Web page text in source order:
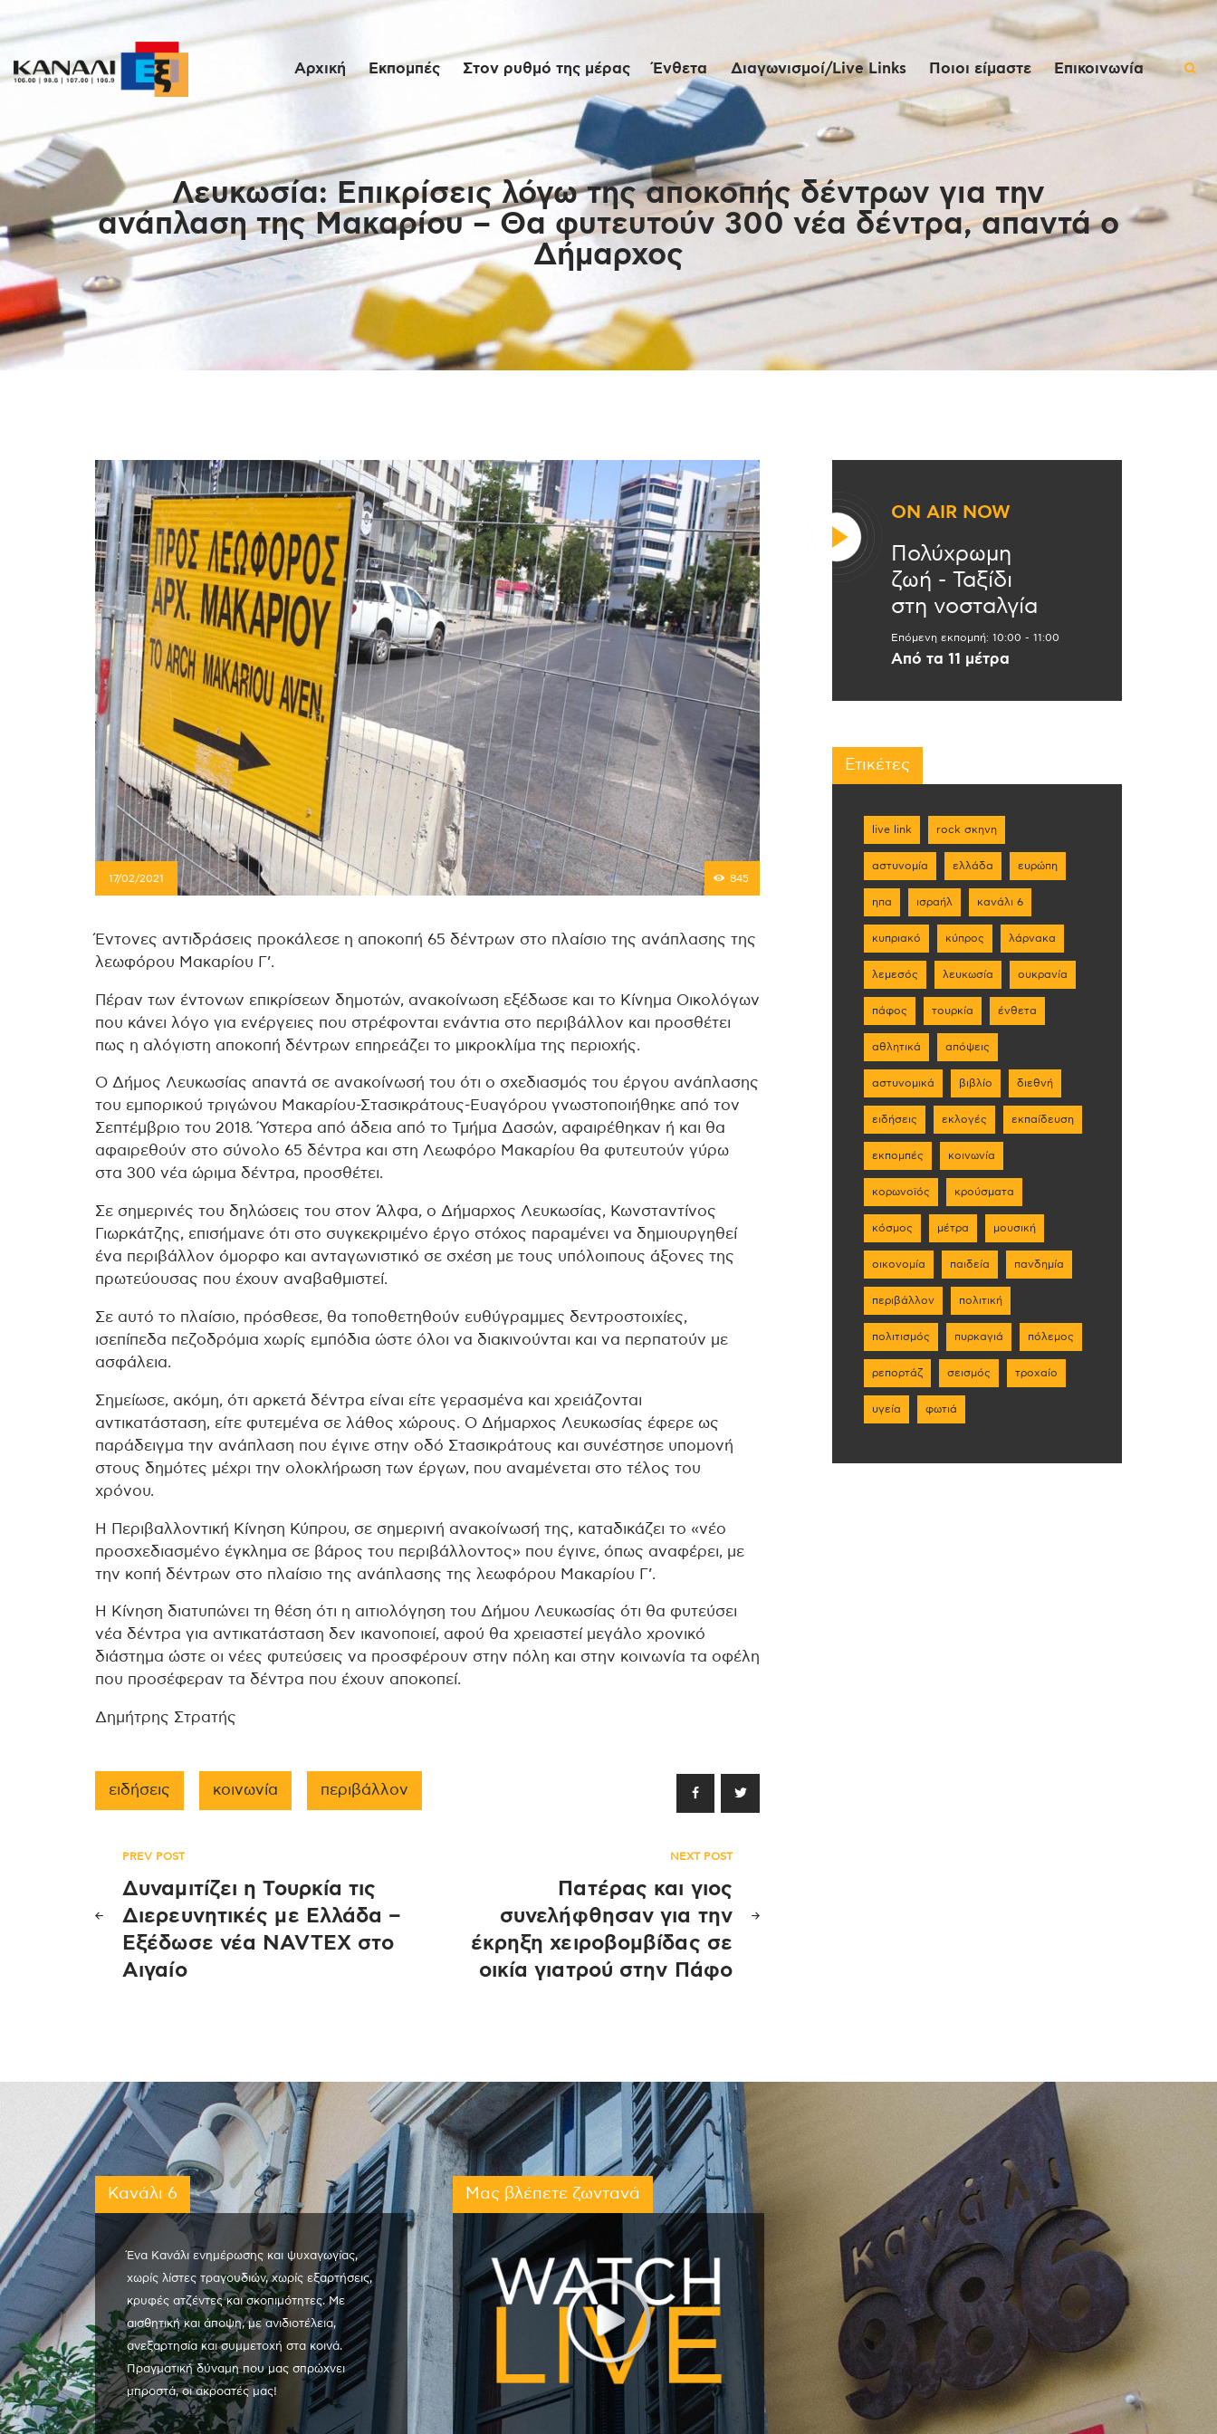
Αρχική Εκπομπές Στον ρυθμό της μέρας Ένθετα Διαγωνισμοί/Live Links Ποιοι είμαστε Επικοινωνία
Λευκωσία: Επικρίσεις λόγω της αποκοπής δέντρων για την
ανάπλαση της Μακαρίου – Θα φυτευτούν 300 νέα δέντρα, απαντά ο
Δήμαρχος
Εκπομπές
Στον ρυθμό της
μέρας
Ένθετα
Διαγωνισμοί/Live
Links
Ποιοι είμαστε
17/02/2021 845
Έντονες αντιδράσεις προκάλεσε η αποκοπή 65 δέντρων στο πλαίσιο της ανάπλασης της
λεωφόρου Μακαρίου Γ’.
Πέραν των έντονων επικρίσεων δημοτών, ανακοίνωση εξέδωσε και το Κίνημα Οικολόγων
που κάνει λόγο για ενέργειες που στρέφονται ενάντια στο περιβάλλον και προσθέτει
πως η αλόγιστη αποκοπή δέντρων επηρεάζει το μικροκλίμα της περιοχής.
Ο Δήμος Λευκωσίας απαντά σε ανακοίνωσή του ότι ο σχεδιασμός του έργου ανάπλασης
του εμπορικού τριγώνου Μακαρίου-Στασικράτους-Ευαγόρου γνωστοποιήθηκε από τον
Σεπτέμβριο του 2018. Ύστερα από άδεια από το Τμήμα Δασών, αφαιρέθηκαν ή και θα
αφαιρεθούν στο σύνολο 65 δέντρα και στη Λεωφόρο Μακαρίου θα φυτευτούν γύρω
στα 300 νέα ώριμα δέντρα, προσθέτει.
Σε σημερινές του δηλώσεις του στον Άλφα, ο Δήμαρχος Λευκωσίας, Κωνσταντίνος
Γιωρκάτζης, επισήμανε ότι στο συγκεκριμένο έργο στόχος παραμένει να δημιουργηθεί
ένα περιβάλλον όμορφο και ανταγωνιστικό σε σχέση με τους υπόλοιπους άξονες της
πρωτεύουσας που έχουν αναβαθμιστεί.
Σε αυτό το πλαίσιο, πρόσθεσε, θα τοποθετηθούν ευθύγραμμες δεντροστοιχίες,
ισεπίπεδα πεζοδρόμια χωρίς εμπόδια ώστε όλοι να διακινούνται και να περπατούν με
ασφάλεια.
Σημείωσε, ακόμη, ότι αρκετά δέντρα είναι είτε γερασμένα και χρειάζονται
αντικατάσταση, είτε φυτεμένα σε λάθος χώρους. Ο Δήμαρχος Λευκωσίας έφερε ως
παράδειγμα την ανάπλαση που έγινε στην οδό Στασικράτους και συνέστησε υπομονή
στους δημότες μέχρι την ολοκλήρωση των έργων, που αναμένεται στο τέλος του
χρόνου.
Η Περιβαλλοντική Κίνηση Κύπρου, σε σημερινή ανακοίνωσή της, καταδικάζει το «νέο
προσχεδιασμένο έγκλημα σε βάρος του περιβάλλοντος» που έγινε, όπως αναφέρει, με
την κοπή δέντρων στο πλαίσιο της ανάπλασης της λεωφόρου Μακαρίου Γ’.
Η Κίνηση διατυπώνει τη θέση ότι η αιτιολόγηση του Δήμου Λευκωσίας ότι θα φυτεύσει
νέα δέντρα για αντικατάσταση δεν ικανοποιεί, αφού θα χρειαστεί μεγάλο χρονικό
διάστημα ώστε οι νέες φυτεύσεις να προσφέρουν στην πόλη και στην κοινωνία τα οφέλη
που προσέφεραν τα δέντρα που έχουν αποκοπεί.
Δημήτρης Στρατής
ειδήσεις κοινωνία περιβάλλον
Πλοήγηση
άρθρων
PREV POST
Δυναμιτίζει η Τουρκία τις
Διερευνητικές με Ελλάδα –
Εξέδωσε νέα NAVTEX στο
Αιγαίο
NEXT POST
Πατέρας και γιος
συνελήφθησαν για την
έκρηξη χειροβομβίδας σε
οικία γιατρού στην Πάφο
ON AIR NOW
Πολύχρωμη
ζωή - Ταξίδι
στη νοσταλγία
Επόμενη εκπομπή: 10:00 - 11:00
Από τα 11 μέτρα
Ετικέτες
live link rock σκηνη
αστυνομία ελλάδα ευρώπη
ηπα ισραήλ κανάλι 6
κυπριακό κύπρος λάρνακα
λεμεσός λευκωσία ουκρανία
πάφος τουρκία ένθετα
αθλητικά απόψεις
αστυνομικά βιβλίο διεθνή
ειδήσεις εκλογές εκπαίδευση
εκπομπές κοινωνία
κορωνοϊός κρούσματα
κόσμος μέτρα μουσική
οικονομία παιδεία πανδημία
περιβάλλον πολιτική
πολιτισμός πυρκαγιά πόλεμος
ρεπορτάζ σεισμός τροχαίο
υγεία φωτιά
Κανάλι 6
Ένα Κανάλι ενημέρωσης και ψυχαγωγίας,
χωρίς λίστες τραγουδιών, χωρίς εξαρτήσεις,
κρυφές ατζέντες και σκοπιμότητες. Με
αισθητική και άποψη, με ανιδιοτέλεια,
ανεξαρτησία και συμμετοχή στα κοινά.
Πραγματική δύναμη που μας σπρώχνει
μπροστά, οι ακροατές μας!
Μας βλέπετε ζωντανά